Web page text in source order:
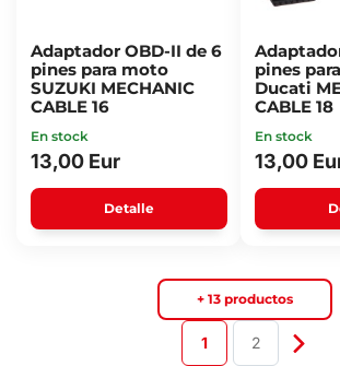
Adaptador OBD-II de 6
pines para moto
SUZUKI MECHANIC
CABLE 16
En stock
13,00 Eur
Detalle
pines
Ducati
CABLE 18
En stock
13,00
+ 13 productos
1 2